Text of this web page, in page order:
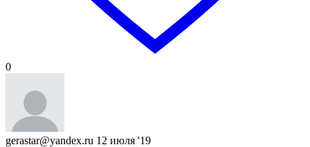
0
gerastar@yandex.ru 12 июля '19